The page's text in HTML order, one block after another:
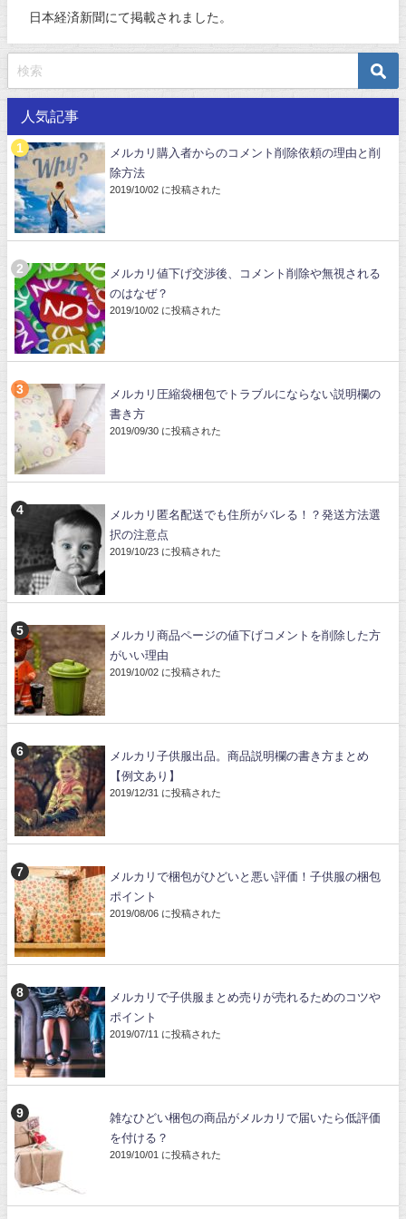
日本経済新聞にて掲載されました。
人気記事
メルカリ購入者からのコメント削除依頼の理由と削
除方法
2019/10/02 に投稿された
メルカリ値下げ交渉後、コメント削除や無視される
のはなぜ？
2019/10/02 に投稿された
メルカリ圧縮袋梱包でトラブルにならない説明欄の
書き方
2019/09/30 に投稿された
メルカリ匿名配送でも住所がバレる！？発送方法選
択の注意点
2019/10/23 に投稿された
メルカリ商品ページの値下げコメントを削除した方
がいい理由
2019/10/02 に投稿された
メルカリ子供服出品。商品説明欄の書き方まとめ
【例文あり】
2019/12/31 に投稿された
メルカリで梱包がひどいと悪い評価！子供服の梱包
ポイント
2019/08/06 に投稿された
メルカリで子供服まとめ売りが売れるためのコツや
ポイント
2019/07/11 に投稿された
雑なひどい梱包の商品がメルカリで届いたら低評価
を付ける？
2019/10/01 に投稿された